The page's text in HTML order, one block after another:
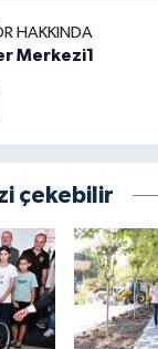
HAKKINDA
Merkezi1
çekebilir